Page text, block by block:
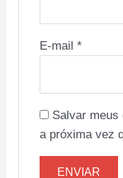
E-mail *
Salvar meus
a próxima vez